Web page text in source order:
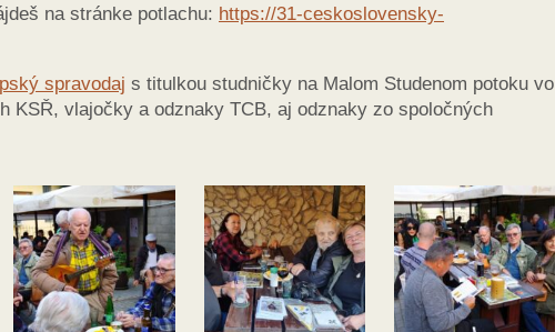
na stránke potlachu: https://31-ceskoslovensky-
spravodaj s titulkou studničky na Malom Studenom potoku vo
KSŘ, vlajočky a odznaky TCB, aj odznaky zo spoločných